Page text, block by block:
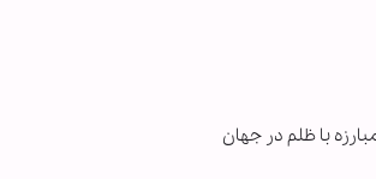
با ظلم در جهان